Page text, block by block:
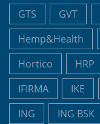
GTS GVT
Hemp&Health
Hortico
HRP
IFIRMA
IKE
ING
ING BSK